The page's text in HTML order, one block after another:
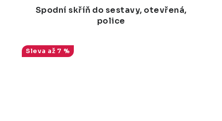
Spodní skříň do sestavy, otevřená,
police
až 7 %